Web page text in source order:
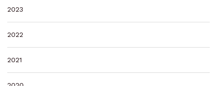
2023
2022
2021